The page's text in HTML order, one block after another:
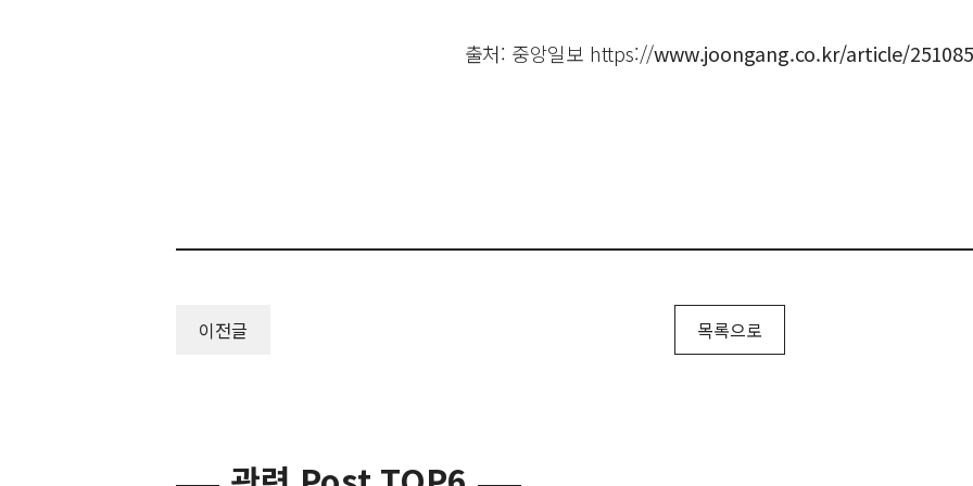
출처: 중앙일보 https://www.joongang.co.kr/article/
이전글 목록으로